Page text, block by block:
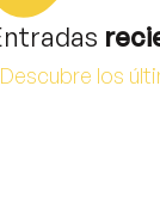
Descubre los